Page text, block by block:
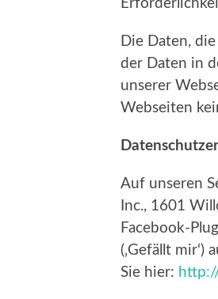
Die Daten,
der Daten in
unserer
Webseiten
Auf unseren
Inc., 1601
Facebook-
(‚Gefällt
Sie hier: